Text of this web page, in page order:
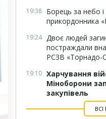
19:38 Борець за небо і
прикордонника
19:24 Двоє людей
постраждали
РСЗВ «Торнадо-
19:10 Харчування
Міноборони
закупівель